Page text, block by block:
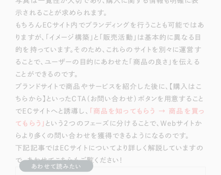
示されることが求められます。
もちろんECサイト内でブランディングを行うことも可能ではあ
りますが、「イメージ構築」と「販売活動」は基本的に異なる目
的を持っています。そのため、これらのサイトを別々に運営す
ることで、ユーザーの目的にあわせた「商品の良さ」を伝える
ことができるのです。
ブランドサイトで商品やサービスを紹介した後に、【購入はこ
ちらから】といったCTA（お問い合わせ）ボタンを用意すること
でECサイトへと誘導し、
「商品を知ってもらう → 商品を買っ
てもらう」 という2つのフェーズに分けることで、Webサイトか
らより多くの問い合わせを獲得できるようになるのです。
下記記事ではECサイトについてより詳しく解説していますの
で、あわせてこちらもご覧ください！
あわせて読みたい